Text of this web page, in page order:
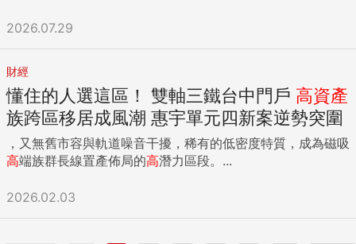
2026.07.29
財經
懂住的人選這區！ 雙軸三鐵台中門戶 高資產
族跨區移居成風潮 惠宇單元四新案逆勢突圍
，又無舊市容與軌道噪音干擾，稀有的低密度特質，成為磁吸
高端族群長線置產佈局的高潛力區段。...
2026.02.03